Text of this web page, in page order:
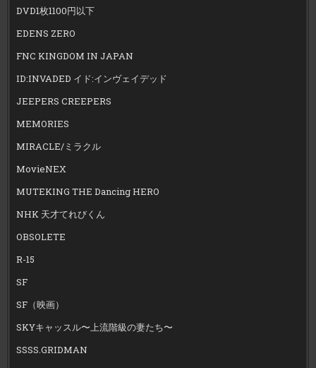
DVD1枚1100円以下
EDENS ZERO
FNC KINGDOM IN JAPAN
ID:INVADED イド:インヴェイデッド
JEEPERS CREEPERS
MEMORIES
MIRACLE/ミラクル
MovieNEX
MUTEKING THE Dancing HERO
NHK 天才てれびくん
OBSOLETE
R-15
SF
SF（映画）
SKYキャッスル〜上流階級の妻たち〜
SSSS.GRIDMAN